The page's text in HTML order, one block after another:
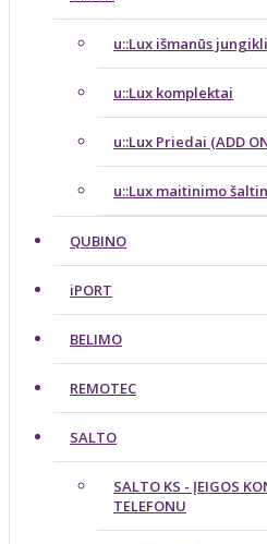
u::Lux išmanūs
u::Lux komplektai
u::Lux Priedai (ADD
u::Lux maitinimo
QUBINO
iPORT
BELIMO
REMOTEC
SALTO
SALTO KS - ĮEIGOS
TELEFONU